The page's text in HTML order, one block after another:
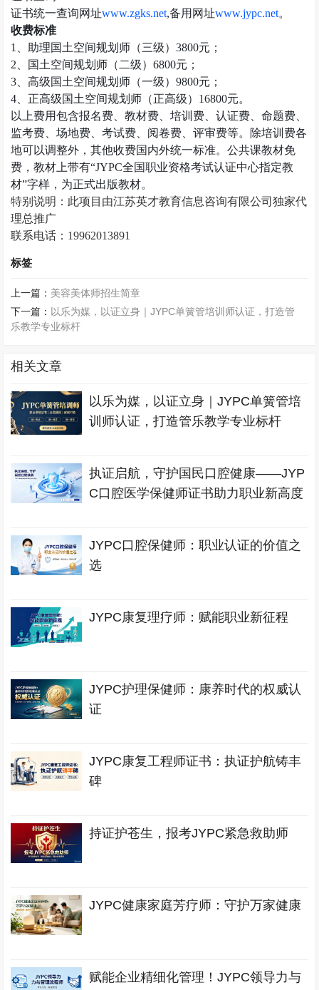
证书统一查询网址www.zgks.net,备用网址www.jypc.net。
收费标准
1
、助理国土空间规划师（三级）3800元；
2 、国土空间规划师（二级）6800元；
3 、高级国土空间规划师（一级）9800元；
4 、正高级国土空间规划师（正高级） 16800元。
以上费用包含报名费、教材费、培训费、认证费、命题费、
监考费、场地费、考试费、阅卷费、评审费等。除培训费各
地可以调整外，其他收费国内外统一标准。公共课教材免
费，教材上带有“JYPC全国职业资格考试认证中心指定教
材”字样，为正式出版教材。
特别说明：此项目由江苏英才教育信息咨询有限公司独家代
理总推广
联系电话： 19962013891
标签
上一篇： 美容美体师招生简章
下一篇： 以乐为媒，以证立身｜JYPC单簧管培训师认证，打造管
乐教学专业标杆
相关文章
以乐为媒，以证立身｜JYPC单簧管培
训师认证，打造管乐教学专业标杆
执证启航，守护国民口腔健康——JYP
C口腔医学保健师证书助力职业新高度
JYPC口腔保健师：职业认证的价值之
选
JYPC康复理疗师：赋能职业新征程
JYPC护理保健师：康养时代的权威认
证
JYPC康复工程师证书：执证护航铸丰
碑
持证护苍生，报考JYPC紧急救助师
JYPC健康家庭芳疗师：守护万家健康
赋能企业精细化管理！JYPC领导力与